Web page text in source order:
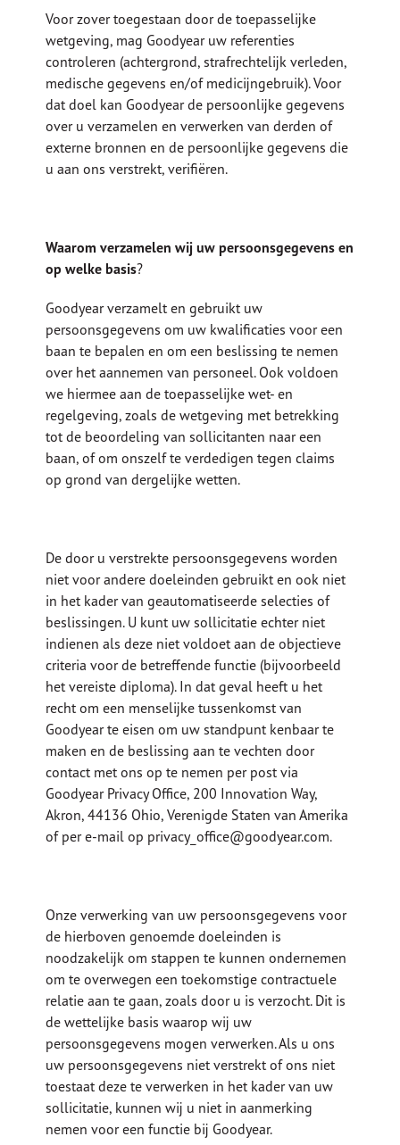
Voor zover toegestaan door de toepasselijke
wetgeving, mag Goodyear uw referenties
controleren (achtergrond, strafrechtelijk verleden,
medische gegevens en/of medicijngebruik). Voor
dat doel kan Goodyear de persoonlijke gegevens
over u verzamelen en verwerken van derden of
externe bronnen en de persoonlijke gegevens die
u aan ons verstrekt, verifiëren.
Waarom verzamelen wij uw persoonsgegevens en
op welke basis?
Goodyear verzamelt en gebruikt uw
persoonsgegevens om uw kwalificaties voor een
baan te bepalen en om een beslissing te nemen
over het aannemen van personeel. Ook voldoen
we hiermee aan de toepasselijke wet- en
regelgeving, zoals de wetgeving met betrekking
tot de beoordeling van sollicitanten naar een
baan, of om onszelf te verdedigen tegen claims
op grond van dergelijke wetten.
De door u verstrekte persoonsgegevens worden
niet voor andere doeleinden gebruikt en ook niet
in het kader van geautomatiseerde selecties of
beslissingen. U kunt uw sollicitatie echter niet
indienen als deze niet voldoet aan de objectieve
criteria voor de betreffende functie (bijvoorbeeld
het vereiste diploma). In dat geval heeft u het
recht om een menselijke tussenkomst van
Goodyear te eisen om uw standpunt kenbaar te
maken en de beslissing aan te vechten door
contact met ons op te nemen per post via
Goodyear Privacy Office, 200 Innovation Way,
Akron, 44136 Ohio, Verenigde Staten van Amerika
of per e-mail op privacy_office@goodyear.com.
Onze verwerking van uw persoonsgegevens voor
de hierboven genoemde doeleinden is
noodzakelijk om stappen te kunnen ondernemen
om te overwegen een toekomstige contractuele
relatie aan te gaan, zoals door u is verzocht. Dit is
de wettelijke basis waarop wij uw
persoonsgegevens mogen verwerken. Als u ons
uw persoonsgegevens niet verstrekt of ons niet
toestaat deze te verwerken in het kader van uw
sollicitatie, kunnen wij u niet in aanmerking
nemen voor een functie bij Goodyear.